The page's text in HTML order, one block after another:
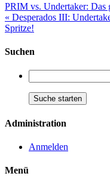
PRIM vs. Undertaker: Das
« Desperados III:
Spritze!
Suchen
Administration
Anmelden
Menü